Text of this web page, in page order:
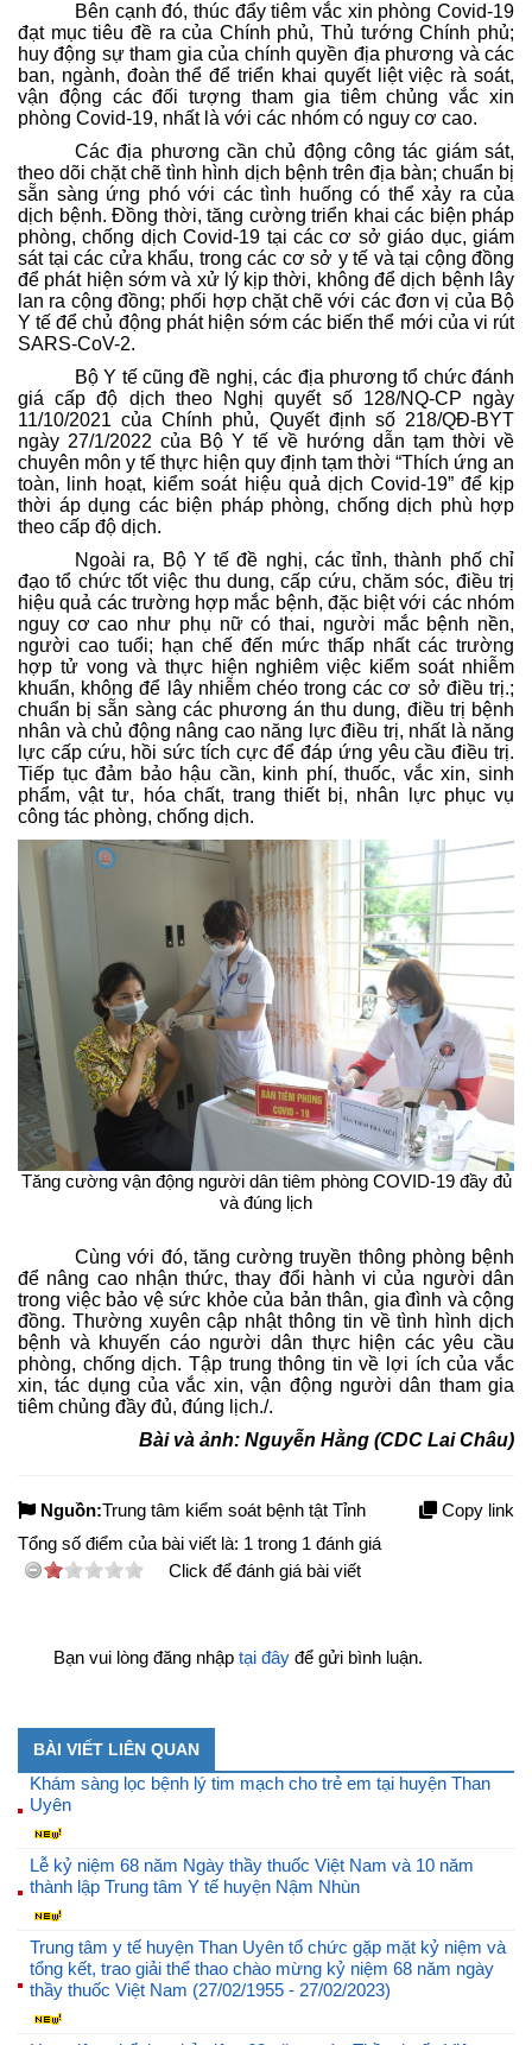
Bên cạnh đó, thúc đẩy tiêm vắc xin phòng Covid-19
đạt mục tiêu đề ra của Chính phủ, Thủ tướng Chính phủ;
huy động sự tham gia của chính quyền địa phương và các
ban, ngành, đoàn thể để triển khai quyết liệt việc rà soát,
vận động các đối tượng tham gia tiêm chủng vắc xin
phòng Covid-19, nhất là với các nhóm có nguy cơ cao.
Các địa phương cần chủ động công tác giám sát,
theo dõi chặt chẽ tình hình dịch bệnh trên địa bàn; chuẩn bị
sẵn sàng ứng phó với các tình huống có thể xảy ra của
dịch bệnh. Đồng thời, tăng cường triển khai các biện pháp
phòng, chống dịch Covid-19 tại các cơ sở giáo dục, giám
sát tại các cửa khẩu, trong các cơ sở y tế và tại cộng đồng
để phát hiện sớm và xử lý kịp thời, không để dịch bệnh lây
lan ra cộng đồng; phối hợp chặt chẽ với các đơn vị của Bộ
Y tế để chủ động phát hiện sớm các biến thể mới của vi rút
SARS-CoV-2.
Bộ Y tế cũng đề nghị, các địa phương tổ chức đánh
giá cấp độ dịch theo Nghị quyết số 128/NQ-CP ngày
11/10/2021 của Chính phủ, Quyết định số 218/QĐ-BYT
ngày 27/1/2022 của Bộ Y tế về hướng dẫn tạm thời về
chuyên môn y tế thực hiện quy định tạm thời “Thích ứng an
toàn, linh hoạt, kiểm soát hiệu quả dịch Covid-19” để kịp
thời áp dụng các biện pháp phòng, chống dịch phù hợp
theo cấp độ dịch.
Ngoài ra, Bộ Y tế đề nghị, các tỉnh, thành phố chỉ
đạo tổ chức tốt việc thu dung, cấp cứu, chăm sóc, điều trị
hiệu quả các trường hợp mắc bệnh, đặc biệt với các nhóm
nguy cơ cao như phụ nữ có thai, người mắc bệnh nền,
người cao tuổi; hạn chế đến mức thấp nhất các trường
hợp tử vong và thực hiện nghiêm việc kiểm soát nhiễm
khuẩn, không để lây nhiễm chéo trong các cơ sở điều trị.;
chuẩn bị sẵn sàng các phương án thu dung, điều trị bệnh
nhân và chủ động nâng cao năng lực điều trị, nhất là năng
lực cấp cứu, hồi sức tích cực để đáp ứng yêu cầu điều trị.
Tiếp tục đảm bảo hậu cần, kinh phí, thuốc, vắc xin, sinh
phẩm, vật tư, hóa chất, trang thiết bị, nhân lực phục vụ
công tác phòng, chống dịch.
Tăng cường vận động người dân tiêm phòng COVID-19 đầy đủ
và đúng lịch
Cùng với đó, tăng cường truyền thông phòng bệnh
để nâng cao nhận thức, thay đổi hành vi của người dân
trong việc bảo vệ sức khỏe của bản thân, gia đình và cộng
đồng. Thường xuyên cập nhật thông tin về tình hình dịch
bệnh và khuyến cáo người dân thực hiện các yêu cầu
phòng, chống dịch. Tập trung thông tin về lợi ích của vắc
xin, tác dụng của vắc xin, vận động người dân tham gia
tiêm chủng đầy đủ, đúng lịch./.
Bài và ảnh: Nguyễn Hằng (CDC Lai Châu)
Nguồn:Trung tâm kiểm soát bệnh tật Tỉnh
Copy link
Tổng số điểm của bài viết là: 1 trong 1 đánh giá
Click để đánh giá bài viết
Bạn vui lòng đăng nhập tại đây để gửi bình luận.
BÀI VIẾT LIÊN QUAN
Khám sàng lọc bệnh lý tim mạch cho trẻ em tại huyện Than
Uyên
Lễ kỷ niệm 68 năm Ngày thầy thuốc Việt Nam và 10 năm
thành lập Trung tâm Y tế huyện Nậm Nhùn
Trung tâm y tế huyện Than Uyên tổ chức gặp mặt kỷ niệm và
tổng kết, trao giải thể thao chào mừng kỷ niệm 68 năm ngày
thầy thuốc Việt Nam (27/02/1955 - 27/02/2023)